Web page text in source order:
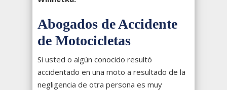
Abogados de Accidente
de Motocicletas
Si usted o algún conocido resultó
accidentado en una moto a resultado de la
negligencia de otra persona es muy